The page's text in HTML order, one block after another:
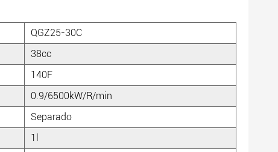
QGZ25-30C
38cc
140F
0.9/6500kW/R/min
Separado
1l